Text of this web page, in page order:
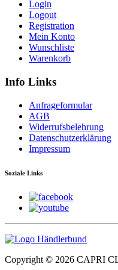
Login
Logout
Registration
Mein Konto
Wunschliste
Warenkorb
Info Links
Anfrageformular
AGB
Widerrufsbelehrung
Datenschutzerklärung
Impressum
Soziale Links
Copyright © 2026 CAPRI